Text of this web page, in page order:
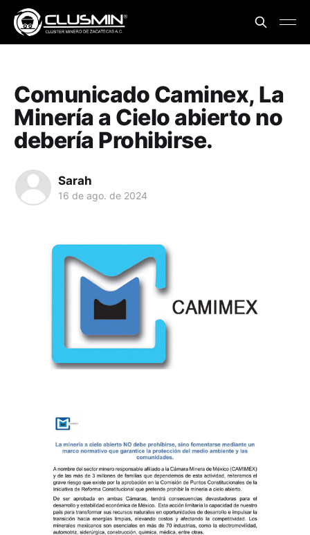
Comunicado Caminex, La
Minería a Cielo abierto no
debería Prohibirse.
Sarah
16 de ago. de 2024